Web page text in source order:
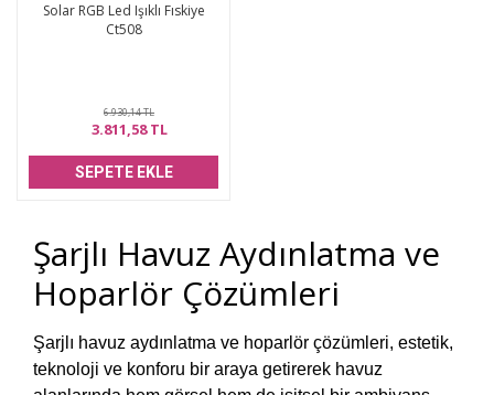
Solar RGB Led Işıklı Fıskiye
Ct508
6.930,14 TL
3.811,58 TL
SEPETE EKLE
Şarjlı Havuz Aydınlatma ve
Hoparlör Çözümleri
Şarjlı havuz aydınlatma ve hoparlör çözümleri, estetik,
teknoloji ve konforu bir araya getirerek havuz